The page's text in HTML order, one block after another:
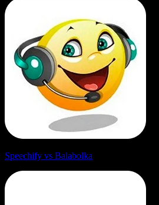
Speechify vs Balabolka